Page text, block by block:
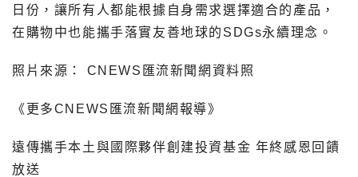
日份，讓所有人都能根據自身需求選擇適合的產品，
在購物中也能攜手落實友善地球的SDGs永續理念。
照片來源： CNEWS匯流新聞網資料照
《更多CNEWS匯流新聞網報導》
遠傳攜手本土與國際夥伴創建投資基金 年終感恩回饋
放送